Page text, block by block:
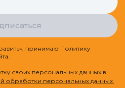
принимаю Политику
своих персональных данных в
обработки персональных данных.